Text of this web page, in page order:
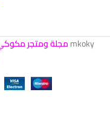
mkokyمجلة ومتجر